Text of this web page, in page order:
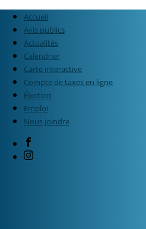
Accueil
Avis publics
Actualités
Calendrier
Carte interactive
Compte de taxes en ligne
Élection
Emploi
Nous joindre